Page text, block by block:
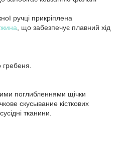
ручці прикріплена
, що забезпечує плавний хід
гребеня.
поглибленнями щічки
скусывание кісткових
тканини.